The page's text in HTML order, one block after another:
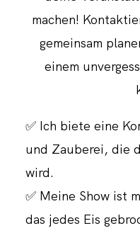
machen!
gemeinsam
einem
✅ Ich biete eine
und Zauberei, die
wird.
✅ Meine Show ist
das jedes Eis